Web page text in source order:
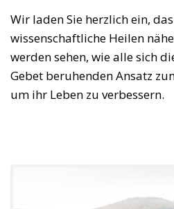
Wir laden Sie herzlich ein,
wissenschaftliche Heilen
werden sehen, wie alle sich
Gebet beruhenden Ansatz
um ihr Leben zu verbessern.